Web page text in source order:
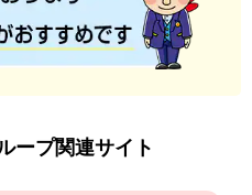
ープ関連サイト